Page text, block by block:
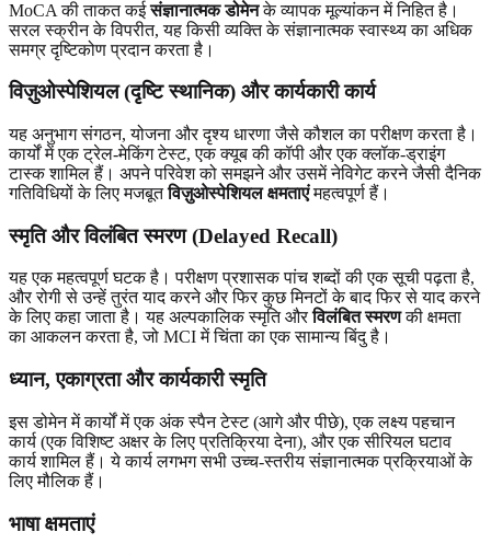
MoCA की ताकत कईसंज्ञानात्मक डोमेनके व्यापक मूल्यांकन में निहित है।
सरल स्क्रीन के विपरीत, यह किसी व्यक्ति के संज्ञानात्मक स्वास्थ्य का अधिक
समग्र दृष्टिकोण प्रदान करता है।
विज़ुओस्पेशियल (दृष्टि स्थानिक) और कार्यकारी कार्य
यह अनुभाग संगठन, योजना और दृश्य धारणा जैसे कौशल का परीक्षण करता है।
कार्यों में एक ट्रेल-मेकिंग टेस्ट, एक क्यूब की कॉपी और एक क्लॉक-ड्राइंग
टास्क शामिल हैं। अपने परिवेश को समझने और उसमें नेविगेट करने जैसी दैनिक
गतिविधियों के लिए मजबूतविज़ुओस्पेशियल क्षमताएंमहत्वपूर्ण हैं।
स्मृति और विलंबित स्मरण (Delayed Recall)
यह एक महत्वपूर्ण घटक है। परीक्षण प्रशासक पांच शब्दों की एक सूची पढ़ता है,
और रोगी से उन्हें तुरंत याद करने और फिर कुछ मिनटों के बाद फिर से याद करने
के लिए कहा जाता है। यह अल्पकालिक स्मृति औरविलंबित स्मरणकी क्षमता
का आकलन करता है, जो MCI में चिंता का एक सामान्य बिंदु है।
ध्यान, एकाग्रता और कार्यकारी स्मृति
इस डोमेन में कार्यों में एक अंक स्पैन टेस्ट (आगे और पीछे), एक लक्ष्य पहचान
कार्य (एक विशिष्ट अक्षर के लिए प्रतिक्रिया देना), और एक सीरियल घटाव
कार्य शामिल हैं। ये कार्य लगभग सभी उच्च-स्तरीय संज्ञानात्मक प्रक्रियाओं के
लिए मौलिक हैं।
भाषा क्षमताएं